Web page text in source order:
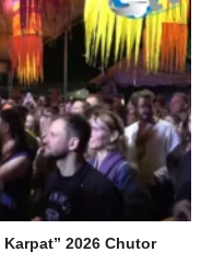
Karpat” 2026 Chutor